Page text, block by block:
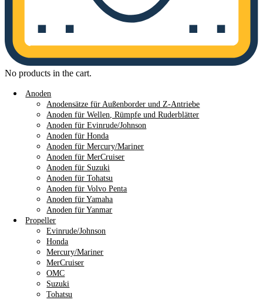
No products in the cart.
Anoden
Anodensätze für Außenborder und Z-Antriebe
Anoden für Wellen, Rümpfe und Ruderblätter
Anoden für Evinrude/Johnson
Anoden für Honda
Anoden für Mercury/Mariner
Anoden für MerCruiser
Anoden für Suzuki
Anoden für Tohatsu
Anoden für Volvo Penta
Anoden für Yamaha
Anoden für Yanmar
Propeller
Evinrude/Johnson
Honda
Mercury/Mariner
MerCruiser
OMC
Suzuki
Tohatsu